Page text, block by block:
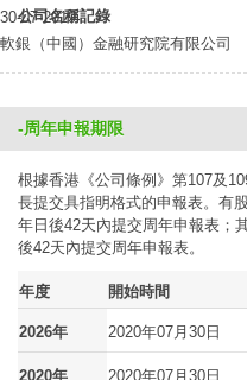
公司名稱記錄
30-07-2019
軟銀（中國）金融研究院有限公司
-周年申報期限
根據香港《公司條例》第107及
長提交具指明格式的申報表。有
年日後42天內提交周年申報表；
後42天內提交周年申報表。
年度 開始時間
2026年 2020年07月30日
2020年 2020年07月30日